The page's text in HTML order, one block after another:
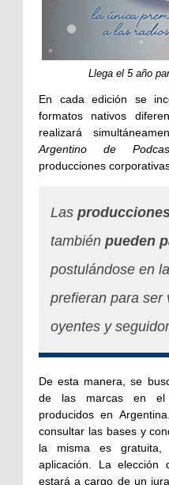
Llega el 5 año
En cada edición se
formatos nativos
realizará
Argentino de
producciones
Las
también pueden
postulándose en
prefieran para ser
oyentes y
De esta manera, se
de las marcas en el
producidos en
consultar las bases y
la misma es gratuita,
aplicación. La elección
estará a cargo de un